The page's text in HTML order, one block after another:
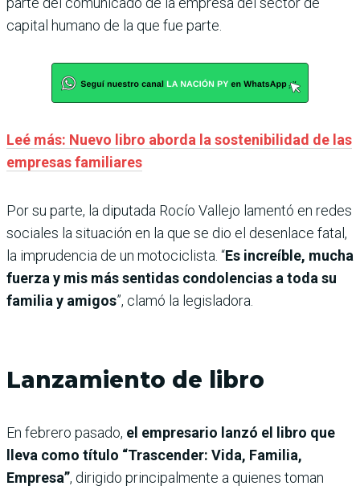
capital humano de la que fue parte.
Leé más: Nuevo libro aborda la sostenibilidad de las
empresas familiares
Por su parte, la diputada Rocío Vallejo lamentó en redes
sociales la situación en la que se dio el desenlace fatal,
la imprudencia de un motociclista. “Es increíble, mucha
fuerza y mis más sentidas condolencias a toda su
familia y amigos”, clamó la legisladora.
Lanzamiento de libro
En febrero pasado, el empresario lanzó el libro que
lleva como título “Trascender: Vida, Familia,
Empresa”, dirigido principalmente a quienes toman